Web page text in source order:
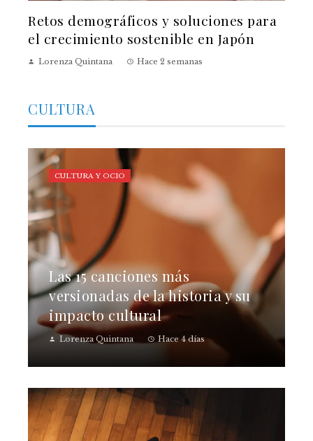
Retos demográficos y soluciones para
el crecimiento sostenible en Japón
Lorenza Quintana Hace 2 semanas
CULTURA
Las 15 canciones más
versionadas de la historia y su
impacto cultural
Lorenza Quintana Hace 4 días
CULTURA Y OCIO